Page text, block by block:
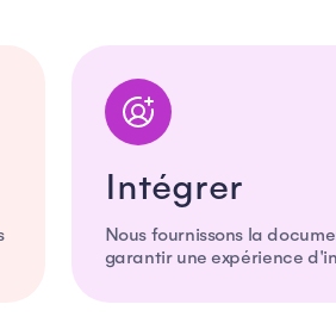
Intégrer
Nous fournissons la
garantir une expérience